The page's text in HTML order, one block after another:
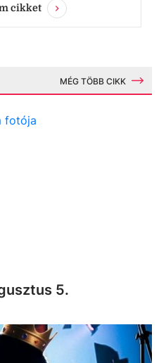
cikket
MÉG TÖBB CIKK
5.